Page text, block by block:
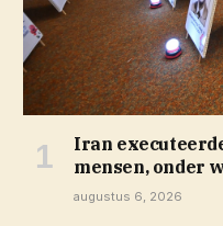
Iran
mensen, onder
augustus 6, 2026